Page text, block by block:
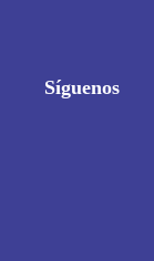
Síguenos